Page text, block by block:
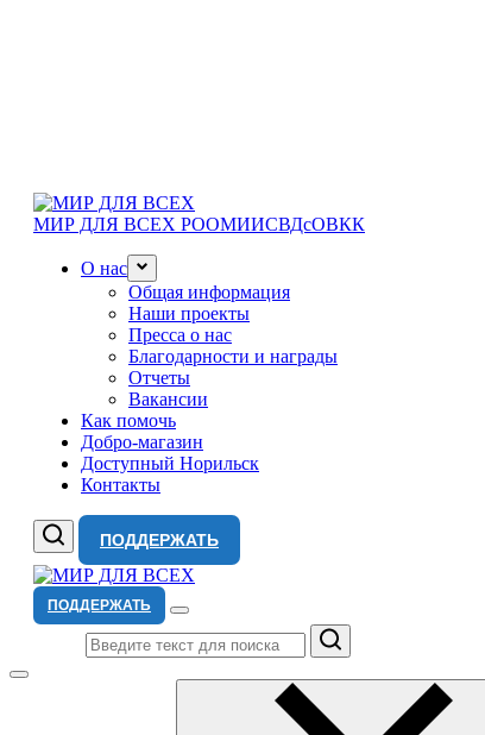
МИР ДЛЯ ВСЕХ РООМИИСВДсОВКК
О нас
Общая информация
Наши проекты
Пресса о нас
Благодарности и награды
Отчеты
Вакансии
Как помочь
Добро-магазин
Доступный Норильск
Контакты
ПОДДЕРЖАТЬ
ПОДДЕРЖАТЬ
Поиск